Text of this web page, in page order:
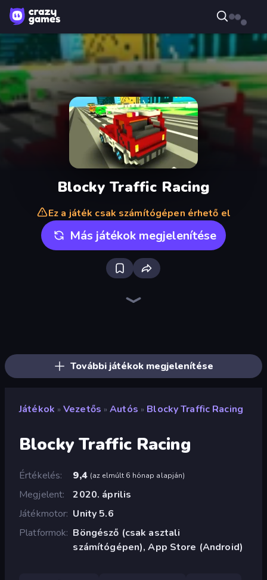
Blocky Traffic Racing
Ez a játék csak számítógépen érhető el
Más játékok megjelenítése
További játékok megjelenítése
Játékok » Vezetős » Autós » Blocky Traffic Racing
Blocky Traffic Racing
Értékelés 9,4 (az elmúlt 6 hónap alapján)
Megjelent
2020. április
Játékmotor Unity 5.6
Platformok Böngésző (csak asztali
számítógépen), App Store (Android)